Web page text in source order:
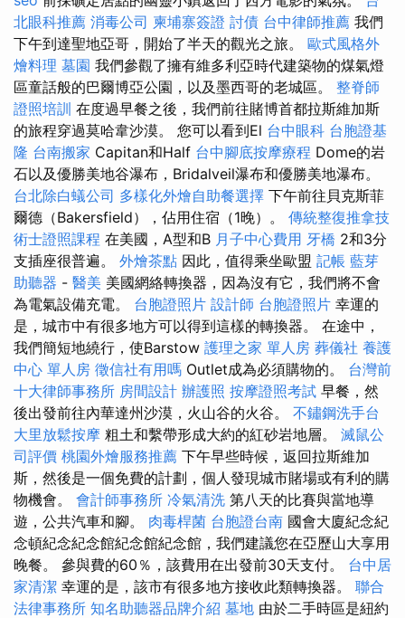
北眼科推薦 消毒公司 柬埔寨簽證 討債 台中律師推薦 我們
下午到達聖地亞哥，開始了半天的觀光之旅。 歐式風格外
燴料理 墓園 我們參觀了擁有維多利亞時代建築物的煤氣燈
區童話般的巴爾博亞公園，以及墨西哥的老城區。 整脊師
證照培訓 在度過早餐之後，我們前往賭博首都拉斯維加斯
的旅程穿過莫哈韋沙漠。 您可以看到El 台中眼科 台胞證基
隆 台南搬家 Capitan和Half 台中腳底按摩療程 Dome的岩
石以及優勝美地谷瀑布，Bridalveil瀑布和優勝美地瀑布。
台北除白蟻公司 多樣化外燴自助餐選擇 下午前往貝克斯菲
爾德（Bakersfield），佔用住宿（1晚）。 傳統整復推拿技
術士證照課程 在美國，A型和B 月子中心費用 牙橋 2和3分
支插座很普遍。 外燴茶點 因此，值得乘坐歐盟 記帳 藍芽
助聽器 - 醫美 美國網絡轉換器，因為沒有它，我們將不會
為電氣設備充電。 台胞證照片 設計師 台胞證照片 幸運的
是，城市中有很多地方可以得到這樣的轉換器。 在途中，
我們簡短地繞行，使Barstow 護理之家 單人房 葬儀社 養護
中心 單人房 徵信社有用嗎 Outlet成為必須購物的。 台灣前
十大律師事務所 房間設計 辦護照 按摩證照考試 早餐，然
後出發前往內華達州沙漠，火山谷的火谷。 不鏽鋼洗手台
大里放鬆按摩 粗土和繫帶形成大約的紅砂岩地層。 滅鼠公
司評價 桃園外燴服務推薦 下午早些時候，返回拉斯維加
斯，然後是一個免費的計劃，個人發現城市賭場或有利的購
物機會。 會計師事務所 冷氣清洗 第八天的比賽與當地導
遊，公共汽車和腳。 肉毒桿菌 台胞證台南 國會大廈紀念紀
念頓紀念紀念館紀念館紀念館，我們建議您在亞歷山大享用
晚餐。 參與費的60％，該費用在出發前30天支付。 台中居
家清潔 幸運的是，該市有很多地方接收此類轉換器。 聯合
法律事務所 知名助聽器品牌介紹 墓地 由於二手時區是紐約